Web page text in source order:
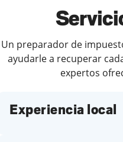
Un preparador de
ayudarle a recuperar
expertos
Experiencia local